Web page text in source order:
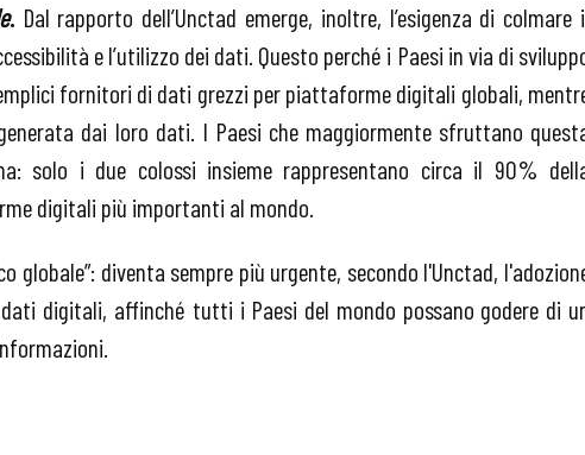
.Dal rapporto dell’Unctad emerge, inoltre, l’esigenza di colmare
e l’utilizzo dei dati. Questo perché i Paesi in via di
fornitori di dati grezzi per piattaforme digitali globali,
dai loro dati. I Paesi che maggiormente sfruttano
solo i due colossi insieme rappresentano circa il 90%
digitali più importanti al mondo.
globale”: diventa sempre più urgente, secondo l'Unctad,
digitali, affinché tutti i Paesi del mondo possano godere di